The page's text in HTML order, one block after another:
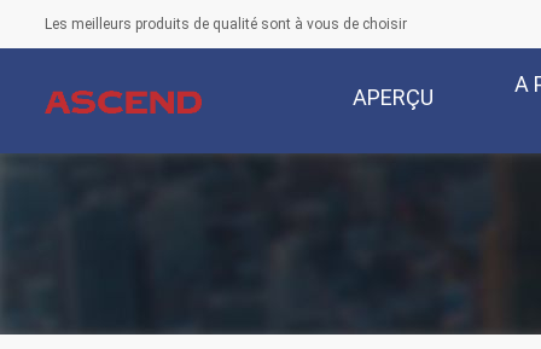
Les meilleurs produits de qualité sont à vous de choisir
APERÇU
A